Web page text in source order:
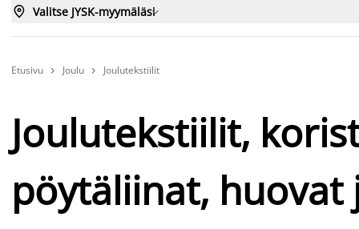
 Valitse JYSK-myymäläsi
Etusivu  Joulu  Joulutekstiilit
Joulutekstiilit,
pöytäliinat, huovat